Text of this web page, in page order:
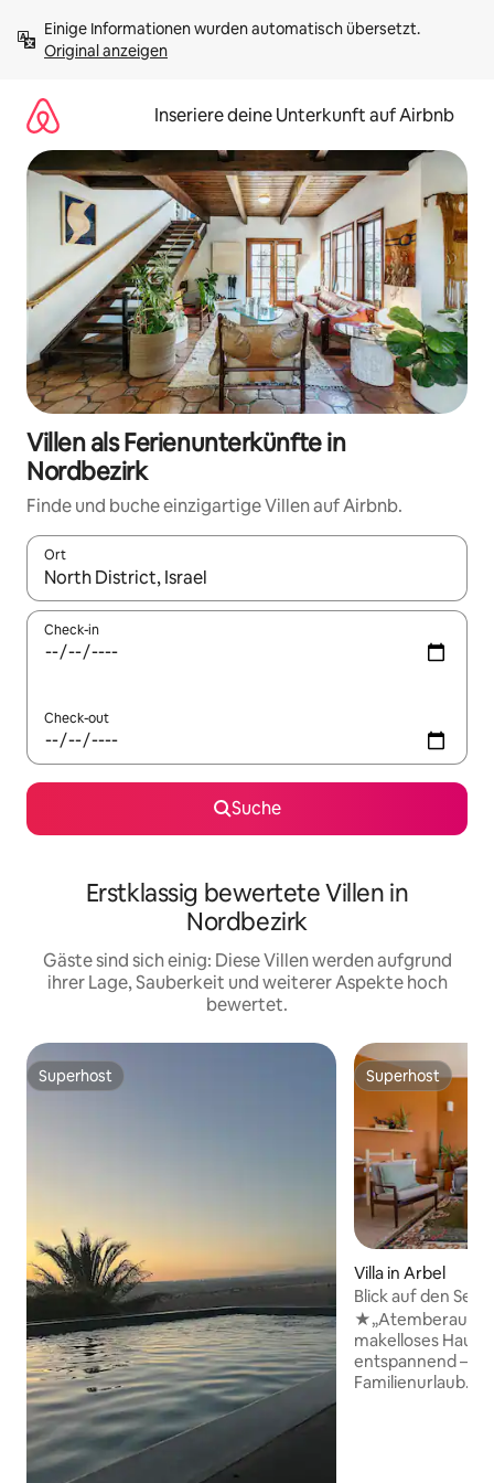
Inhalten
springenOriginal anzeigen
Inseriere deine Unterkunft auf Airbnb
Villen als Ferienunterkünfte in
Nordbezirk
Finde und buche einzigartige Villen auf Airbnb.
Ort
Wenn Ergebnisse verfügbar sind, navigiere mit den
Check-in
Check-out
Suche
Erstklassig bewertete Villen in
Nordbezirk
Gäste sind sich einig: Diese Villen werden aufgrund
ihrer Lage, Sauberkeit und weiterer Aspekte hoch
bewertet.
Superhost
Superhost Superhost
Superhost
Villa in Arbel
Blick auf den See
Check-out am
makelloses Haus,
entspannend –
Familienurlaub.“ Ein ruhiger Rückzugsort